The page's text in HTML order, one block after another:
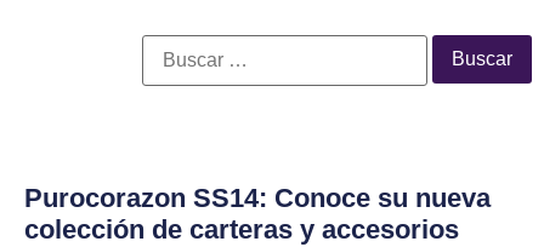
Purocorazon SS14: Conoce su nueva
colección de carteras y accesorios